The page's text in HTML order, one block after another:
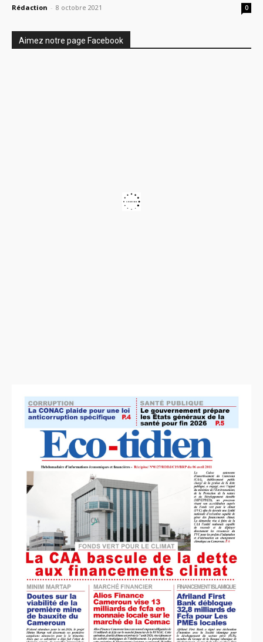
Rédaction - 8 octobre 2021 0
Aimez notre page Facebook